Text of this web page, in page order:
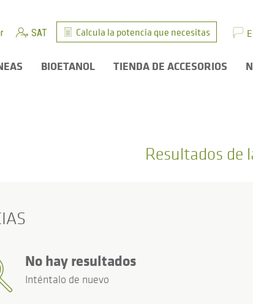
SAT Calcula la potencia que necesitas
BIOETANOL TIENDA DE ACCESORIOS
Resultados de
No hay resultados
Inténtalo de nuevo